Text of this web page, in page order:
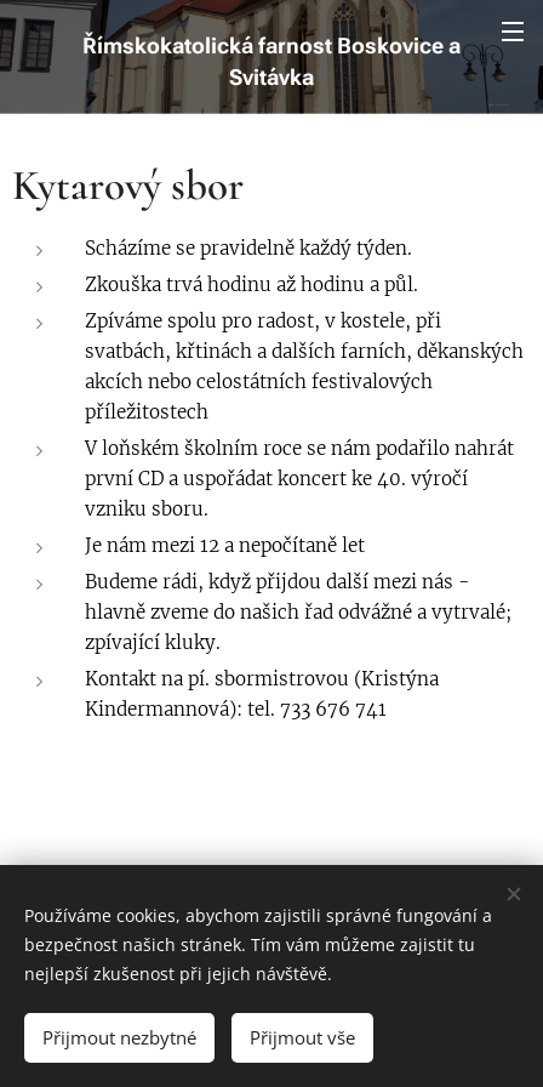
Římskokatolická farnost Boskovice a
Svitávka
Kytarový sbor
Scházíme se pravidelně každý týden.
Zkouška trvá hodinu až hodinu a půl.
Zpíváme spolu pro radost, v kostele, při
svatbách, křtinách a dalších farních, děkanských
akcích nebo celostátních festivalových
příležitostech
V loňském školním roce se nám podařilo nahrát
první CD a uspořádat koncert ke 40. výročí
vzniku sboru.
Je nám mezi 12 a nepočítaně let
Budeme rádi, když přijdou další mezi nás -
hlavně zveme do našich řad odvážné a vytrvalé;
zpívající kluky.
Kontakt na pí. sbormistrovou (Kristýna
Kindermannová): tel. 733 676 741
Boskovice,Masarykovonám. 21/20, 68001
boskovice@dieceze.cz
Vytvořeno službou Webnode
Používáme cookies, abychom zajistili správné fungování a
bezpečnost našich stránek. Tím vám můžeme zajistit tu
nejlepší zkušenost při jejich návštěvě.
Přijmout nezbytné Přijmout vše